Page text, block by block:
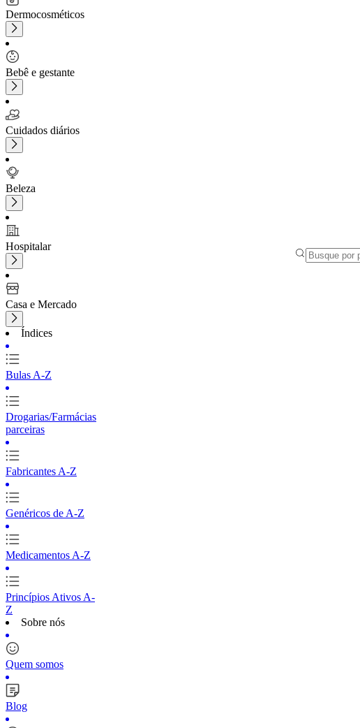
Dermocosméticos
Bebê e gestante
Cuidados diários
Beleza
Hospitalar
Casa e Mercado
Índices
Bulas A-Z
Drogarias/Farmácias
parceiras
Fabricantes A-Z
Genéricos de A-Z
Medicamentos A-Z
Princípios Ativos A-
Z
Sobre nós
Quem somos
Blog